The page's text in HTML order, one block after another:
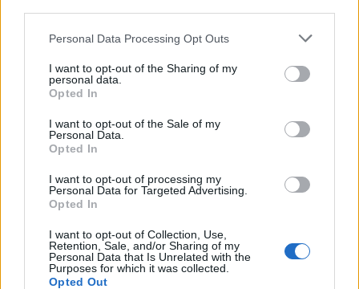
Personal Data Processing Opt Outs
I want to opt-out of the Sharing of my
personal data.
Opted In
I want to opt-out of the Sale of my
Personal Data.
Opted In
I want to opt-out of processing my
Personal Data for Targeted Advertising.
Opted In
I want to opt-out of Collection, Use,
Retention, Sale, and/or Sharing of my
Personal Data that Is Unrelated with the
Purposes for which it was collected.
Opted Out
Tkurrja e popullsisë së
gjatë tri viteve të fundit!
“Kampion” mban Shkodra,
Tirana